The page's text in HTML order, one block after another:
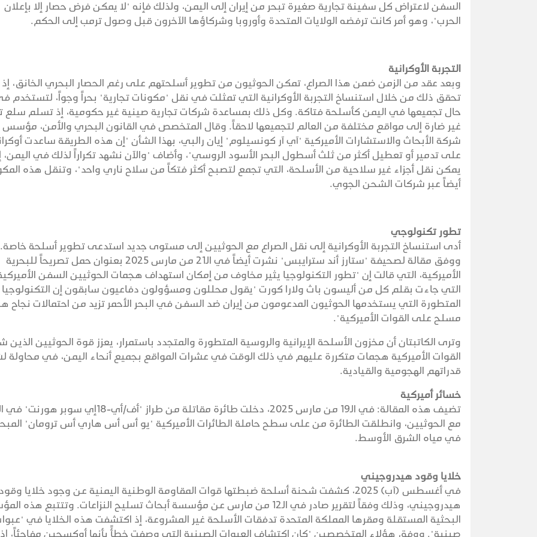
السفن لاعتراض كل سفينة تجارية صغيرة تبحر من إيران إلى اليمن، ولذلك فإنه "لا يمكن فرض حصار إلا بإعلان
الحرب"، وهو أمر كانت ترفضه الولايات المتحدة وأوروبا وشركاؤها الآخرون قبل وصول ترمب إلى الحكم.
التجربة الأوكرانية
وبعد عقد من الزمن ضمن هذا الصراع، تمكن الحوثيون من تطوير أسلحتهم على رغم الحصار البحري الخانق، إذ
تحقق ذلك من خلال استنساخ التجربة الأوكرانية التي تمثلت في نقل "مكونات تجارية" بحراً وجواً، لتستخدم
حال تجميعها في اليمن كأسلحة فتاكة. وكل ذلك بمساعدة شركات تجارية صينية غير حكومية، إذ تسلم سلع
غير ضارة إلى مواقع مختلفة من العالم لتجميعها لاحقاً. وقال المتخصص في القانون البحري والأمن، مؤسس
شركة الأبحاث والاستشارات الأميركية "آي آر كونسيلوم" إيان رالبي، بهذا الشأن "إن هذه الطريقة ساعدت
على تدمير أو تعطيل أكثر من ثلث أسطول البحر الأسود الروسي"، وأضاف "والآن نشهد تكراراً لذلك في اليمن،
يمكن نقل أجزاء غير سلاحية من الأسلحة، التي تجمع لتصبح أكثر فتكاً من سلاح ناري واحد"، وتنقل هذه
أيضاً عبر شركات الشحن الجوي.
تطور تكنولوجي
أدى استنساخ التجربة الأوكرانية إلى نقل الصراع مع الحوثيين إلى مستوى جديد استدعى تطوير أسلحة خاصة.
ووفق مقالة لصحيفة "ستارز أند سترايبس" نشرت أيضاً في الـ21 من مارس 2025 بعنوان حمل تصريحاً للبحرية
الأميركية، التي قالت إن "تطور التكنولوجيا يثير مخاوف من إمكان استهداف هجمات الحوثيين السفن
التي جاءت بقلم كل من أليسون باث ولارا كورت "يقول محللون ومسؤولون دفاعيون سابقون إن التكنولوجيا
المتطورة التي يستخدمها الحوثيون المدعومون من إيران ضد السفن في البحر الأحمر تزيد من احتمالات نجاح
مسلح على القوات الأميركية".
وترى الكاتبتان أن مخزون الأسلحة الإيرانية والروسية المتطورة والمتجدد باستمرار، يعزز قوة الحوثيين الذين
القوات الأميركية هجمات متكررة عليهم في ذلك الوقت في عشرات المواقع بجميع أنحاء اليمن، في محاولة
قدراتهم الهجومية والقيادية.
خسائر أميركية
تضيف هذه المقالة: في الـ19 من مارس 2025، دخلت طائرة مقاتلة من طراز "أف/أي-18إي
مع الحوثيين، وانطلقت الطائرة من على سطح حاملة الطائرات الأميركية "يو أس أس هاري أس ترومان"
في مياه الشرق الأوسط.
خلايا وقود هيدروجيني
في أغسطس (آب) 2025، كشفت شحنة أسلحة ضبطتها قوات المقاومة الوطنية اليمنية عن وجود خلايا وقود
هيدروجيني، وذلك وفقاً لتقرير صادر في الـ12 من مارس عن مؤسسة أبحاث تسليح النزاعات. وتتتبع هذه
البحثية المستقلة ومقرها المملكة المتحدة تدفقات الأسلحة غير المشروعة، إذ اكتشفت هذه الخلايا في
صينية". ووفق هؤلاء المتخصصين "كان اكتشاف العبوات الصينية التي وصفت خطأً بأنها أوكسجين مفاجئاً،